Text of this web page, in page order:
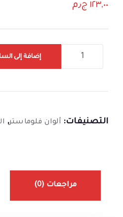
١٢٣,٠٠ ج٫م
إضافة إلى
التصنيفات: ألوان فلوماستر,
مراجعات (0)